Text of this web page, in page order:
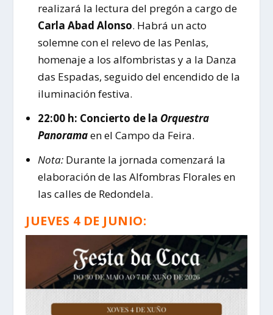
realizará la lectura del pregón a cargo de
Carla Abad Alonso. Habrá un acto
solemne con el relevo de las Penlas,
homenaje a los alfombristas y a la Danza
das Espadas, seguido del encendido de la
iluminación festiva.
22:00 h: Concierto de la Orquestra
Panoramaen el Campo da Feira.
Nota:Durante la jornada comenzará la
elaboración de las Alfombras Florales en
las calles de Redondela.
JUEVES 4 DE JUNIO: